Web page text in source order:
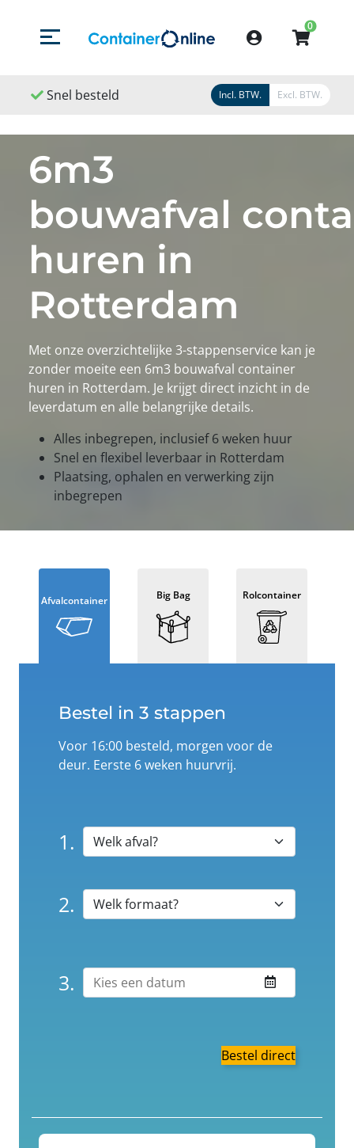
Menu openen/sluiten
Account
0
Snel geleverd Snel geregeld
Incl. BTW. Excl. BTW.
6m3
bouwafval
huren in
Rotterdam
Met onze overzichtelijke 3-stappenservice kan je
zonder moeite een 6m3 bouwafval container
huren in Rotterdam. Je krijgt direct inzicht in de
leverdatum en alle belangrijke details.
Alles inbegrepen, inclusief 6 weken huur
Snel en flexibel leverbaar in Rotterdam
Plaatsing, ophalen en verwerking zijn
inbegrepen
Afvalcontainer Big Bag Rolcontainer
Bestel in 3 stappen
Voor 16:00 besteld, morgen voor de
deur. Eerste 6 weken huurvrij.
1.
2.
3.
Bestel direct